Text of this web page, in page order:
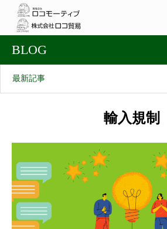
BLOG
最新記事
輸入規制